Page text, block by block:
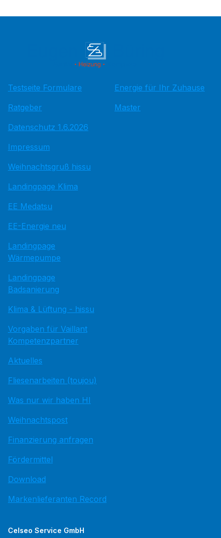
Testseite Formulare
Ratgeber
Datenschutz 1.6.2026
Impressum
Weihnachtsgruß hissu
Landingpage Klima
EE Medatsu
EE-Energie neu
Landingpage
Wärmepumpe
Landingpage
Badsanierung
Klima & Lüftung - hissu
Vorgaben für Vaillant
Kompetenzpartner
Aktuelles
Fliesenarbeiten (toujou)
Was nur wir haben HI
Weihnachtspost
Finanzierung anfragen
Fördermittel
Download
Markenlieferanten Record
Energie für Ihr Zuhause
Master
Celseo Service GmbH